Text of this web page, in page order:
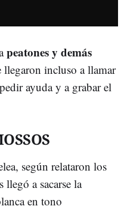
peatones y demás
llegaron incluso a llamar
ayuda y a grabar el
según relataron los
llegó a sacarse la
en tono